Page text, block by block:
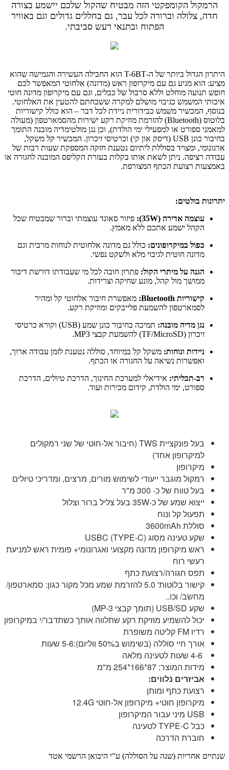
הרמקול הקומפקטי הזה מבטיח שהקול שלכם יישמע בצורה
חדה, צלולה וברורה לכל עבר, גם בחללים גדולים וגם באוויר
הפתוח ובתנאי רעש סביבתי.
היתרון הגדול ביותר של ה-T-6BT הוא החבילה העשירה והגמישה שהוא
מציע: הוא מגיע גם עם מיקרופון ראש (מדונה) אלחוטי המאפשר לכם
חופש תנועה מוחלט וללא סרבול של כבלים, וגם עם מיקרופון מדונה חוטי
איכותי המשמש כגיבוי מושלם למקרה ששכחתם להטעין את האלחוטי.
בנוסף, המכשיר משמש כבידורית ניידת לכל דבר – הוא כולל קישוריות
בלוטוס (Bluetooth) להזרמת מוזיקת רקע ישירות מהסמארטפון (מעולה
למאמני ספורט או למפעילי ימי הולדת), וכן נגן מולטימדיה מובנה התומך
בחיבור כונן USB (דיסק און קי) וכרטיסי זיכרון. המכשיר קל משקל,
ארגונומי, ומצויד בסוללת ליתיום נטענת חזקה המספקת שעות רבות של
עבודה רציפה. ניתן לשאת אותו בקלות בעזרת הקליפס המובנה לחגורה או
באמצעות רצועת הכתף המצורפת.
יתרונות בולטים:
עוצמה אדירה (35W):
פיזור סאונד עוצמתי וברור שמבטיח שכל
הקהל ישמע אתכם ללא מאמץ.
כפול במיקרופונים: כולל גם מדונה אלחוטית לנוחות מרבית וגם
מדונה חוטית לגיבוי מלא ולשקט נפשי.
הגנה על מיתרי הקול: פתרון חובה לכל מי שעבודתו דורשת דיבור
ממושך מול קהל, מונע שחיקה וצרידות.
קישוריות Bluetooth:
מאפשרת חיבור אלחוטי קל ומהיר
לסמארטפון להשמעת פלייבקים ומוזיקת רקע.
נגן מדיה מובנה:
תמיכה בחיבור כונן שמע (USB) וקורא כרטיסי
זיכרון (TF/MicroSD) להשמעת קבצי MP3.
ניידות ונוחות: משקל קל במיוחד, סוללה נטענת לזמן עבודה ארוך,
ואפשרות נשיאה על החגורה או הכתף.
רב-תכליתי: אידיאלי למערכת החינוך, הדרכת טיולים, הדרכת
ספורט, ימי הולדת, קידום מכירות ועוד.
בעל פונקציית TWS (חיבור אל-חוטי של שני רמקולים
למיקרופון אחד)
מיקרופון
רמקול מוגבר ייעודי לשימוש מורים, מרצים, ומדריכי טיולים
בעל טווח של כ- 300 מ"ר
ייצוא שמע של כ-35W בעל צליל ברור וצלול
תפעול קל ונוח
סוללת 3600mAh
שקע טעינה מסוג USBC (TYPE-C)
ראש מיקרופון מדונה מקצועי ואגרונומי+ פומית ראש למניעת
רעשי רוח
תפס חגורה/רצועת כתף
קישור בלוטות' 5.0 להזרמת שמע מכל מקור כגון: סמארטפון/
מחשב/ וכו..
שקע USB/SD (תומך קבצי MP-3)
יכול להשמיע מוזיקת רקע שתלווה אותך כשתדבר/י במיקרופון
רדיו FM קליטה משופרת
אורך חיי סוללה (בשימוש ב50% ווליום):5-6 שעות
מידות המוצר: 87*166*254 מ"מ
אביזרים נלווים:
רצועת כתף ומותן
מיקרופון חוטי+ מיקרופון אל-חוטי 12.4G
USB מיני עבור המיקרופון
כבל TYPE-C לטעינה
חוברת הדרכה
שנתיים אחריות (שנה על הסוללה) ע"י היבואן הרשמי אטד